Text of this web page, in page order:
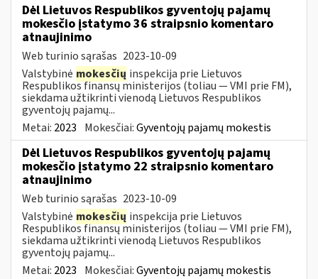
Dėl Lietuvos Respublikos gyventojų pajamų
mokesčio įstatymo 36 straipsnio komentaro
atnaujinimo
Web turinio sąrašas 2023-10-09
Valstybinė mokesčių inspekcija prie Lietuvos
Respublikos finansų ministerijos (toliau — VMI prie FM),
siekdama užtikrinti vienodą Lietuvos Respublikos
gyventojų pajamų...
Metai: 2023 Mokesčiai:Gyventojų pajamų mokestis
Dėl Lietuvos Respublikos gyventojų pajamų
mokesčio įstatymo 22 straipsnio komentaro
atnaujinimo
Web turinio sąrašas 2023-10-09
Valstybinė mokesčių inspekcija prie Lietuvos
Respublikos finansų ministerijos (toliau — VMI prie FM),
siekdama užtikrinti vienodą Lietuvos Respublikos
gyventojų pajamų...
Metai: 2023 Mokesčiai:Gyventojų pajamų mokestis